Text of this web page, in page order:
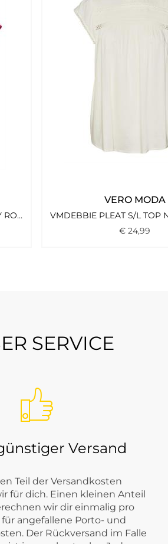
BLUSENSHIRT IN UNIFARBE BERRY ROSE
VERO MODA
€24,99
SERVICE
Versand
Teil der Versandkosten
für dich. Einen kleinen Anteil
wir dir einmalig pro
angefallene Porto- und
Der Rückversand im Falle